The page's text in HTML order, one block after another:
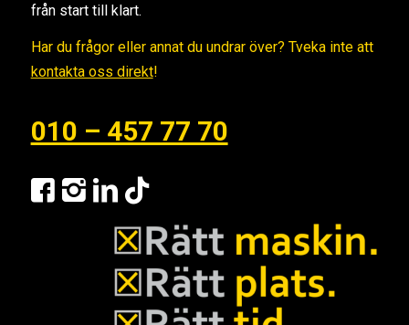
från start till klart.
Har du frågor eller annat du undrar över? Tveka inte att
kontakta oss direkt!
010 – 457 77 70